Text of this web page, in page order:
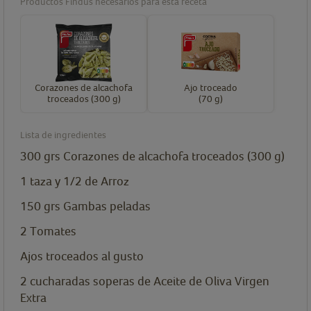
Corazones de alcachofa
troceados (300 g)
Ajo troceado
(70 g)
Lista de ingredientes
300 grs Corazones de alcachofa troceados (300 g)
1 taza y 1/2 de Arroz
150 grs Gambas peladas
2 Tomates
Ajos troceados al gusto
2 cucharadas soperas de Aceite de Oliva Virgen
Extra